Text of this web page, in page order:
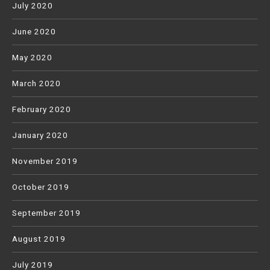
July 2020
June 2020
May 2020
March 2020
February 2020
January 2020
November 2019
October 2019
September 2019
August 2019
July 2019